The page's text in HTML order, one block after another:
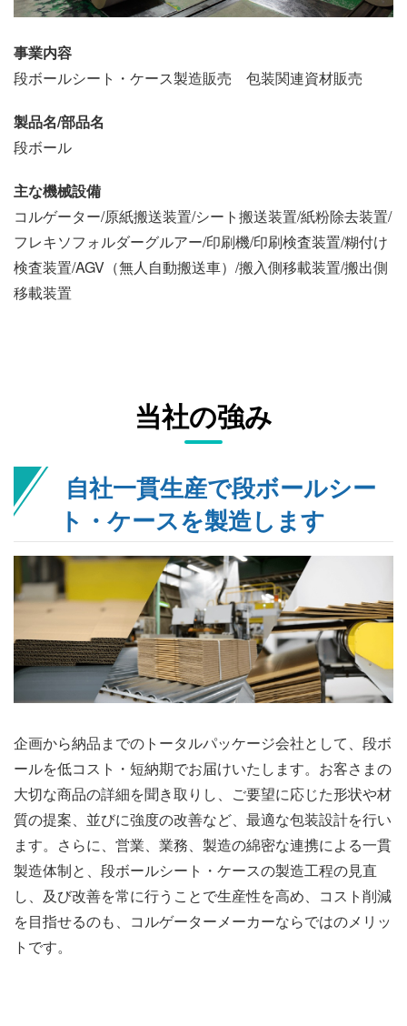
事業内容
段ボールシート・ケース製造販売 包装関連資材販売
製品名/部品名
段ボール
主な機械設備
コルゲーター/原紙搬送装置/シート搬送装置/紙粉除去装置/
フレキソフォルダーグルアー/印刷機/印刷検査装置/糊付け
検査装置/AGV（無人自動搬送車）/搬入側移載装置/搬出側
移載装置
当社の強み
自社一貫生産で段ボールシー
ト・ケースを製造します
企画から納品までのトータルパッケージ会社として、段ボ
ールを低コスト・短納期でお届けいたします。お客さまの
大切な商品の詳細を聞き取りし、ご要望に応じた形状や材
質の提案、並びに強度の改善など、最適な包装設計を行い
ます。さらに、営業、業務、製造の綿密な連携による一貫
製造体制と、段ボールシート・ケースの製造工程の見直
し、及び改善を常に行うことで生産性を高め、コスト削減
を目指せるのも、コルゲーターメーカーならではのメリッ
トです。